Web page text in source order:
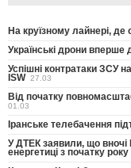
На круїзному лайнері, де
Українські дрони
Успішні контратаки ЗСУ
ISW 27.03
Від початку
01.03
Іранське телебачення
У ДТЕК заявили, що
енергетиці з початку року